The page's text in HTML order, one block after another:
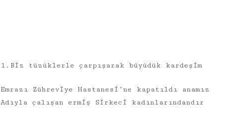
1.Biz tüzüklerle çarpışarak büyüdük kardeşim
Emrazı Zühreviye Hastanesi’ne kapatıldı anamız
Adıyla çalışan ermiş Sirkeci kadınlarındandır